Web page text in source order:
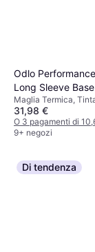
Odlo
Long Sleeve
Women - Black/
Maglia Termica,
Materiale:
Elastane/Lycra/
31,98 €
O 3 pagamenti di
9+ negozi
Di tendenza